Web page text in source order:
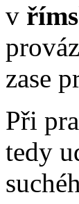
v
zase
Při
tedy